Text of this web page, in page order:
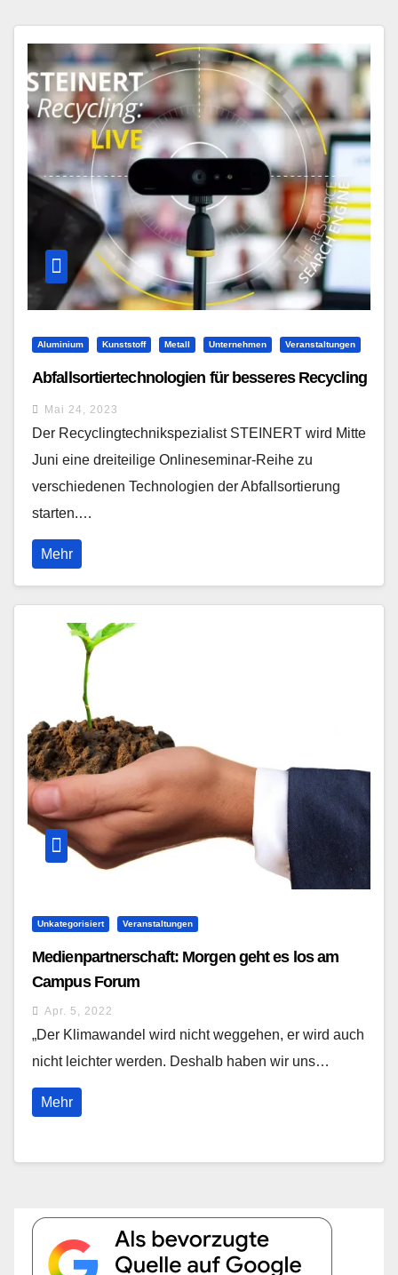
Aluminium Kunststoff Metall Unternehmen Veranstaltungen
Abfallsortiertechnologien für besseres Recycling
Mai 24, 2023
Der Recyclingtechnikspezialist STEINERT wird Mitte
Juni eine dreiteilige Onlineseminar-Reihe zu
verschiedenen Technologien der Abfallsortierung
starten.…
Mehr
Unkategorisiert Veranstaltungen
Medienpartnerschaft: Morgen geht es los am
Campus Forum
Apr. 5, 2022
„Der Klimawandel wird nicht weggehen, er wird auch
nicht leichter werden. Deshalb haben wir uns…
Mehr